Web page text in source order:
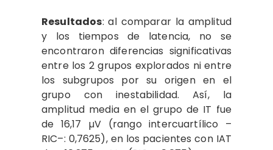
Resultados: al comparar la amplitud
y los tiempos de latencia, no se
encontraron diferencias significativas
entre los 2 grupos explorados ni entre
los subgrupos por su origen en el
grupo con inestabilidad. Así, la
amplitud media en el grupo de IT fue
de 16,17 µV (rango intercuartílico –
RIC–: 0,7625), en los pacientes con IAT